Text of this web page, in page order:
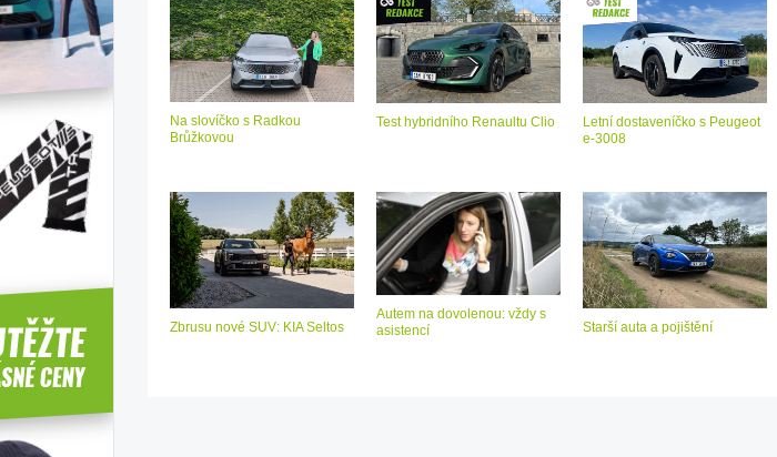
Na slovíčko s Radkou
Brůžkovou
Test hybridního Renaultu Clio
Letní dostaveníčko s Peugeot
e-3008
Zbrusu nové SUV: KIA Seltos
Autem na dovolenou: vždy s
asistencí
Starší auta a pojištění